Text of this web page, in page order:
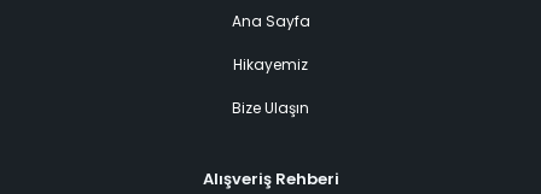
Ana Sayfa
Hikayemiz
Bize Ulaşın
Alışveriş Rehberi